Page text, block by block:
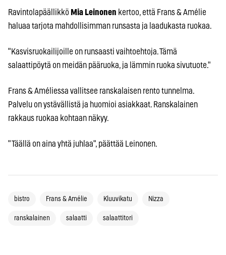
Ravintolapäällikkö Mia Leinonen kertoo, että Frans & Amélie
haluaa tarjota mahdollisimman runsasta ja laadukasta ruokaa.
"Kasvisruokailijoille on runsaasti vaihtoehtoja. Tämä
salaattipöytä on meidän pääruoka, ja lämmin ruoka sivutuote."
Frans & Améliessa vallitsee ranskalaisen rento tunnelma.
Palvelu on ystävällistä ja huomioi asiakkaat. Ranskalainen
rakkaus ruokaa kohtaan näkyy.
"Täällä on aina yhtä juhlaa", päättää Leinonen.
bistro Frans & Amélie Kluuvikatu Nizza
ranskalainen salaatti salaattitori